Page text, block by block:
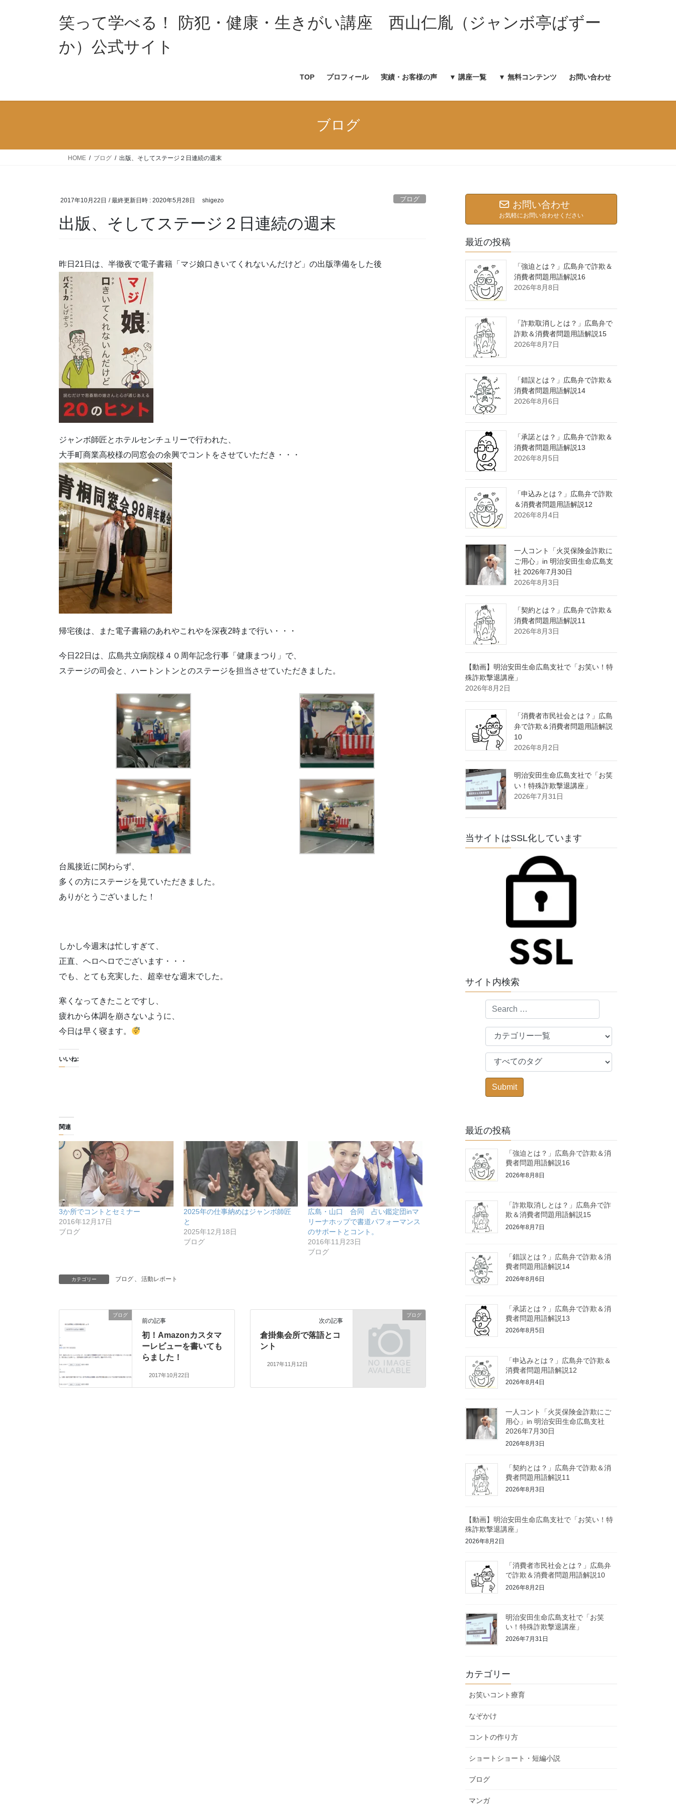
ッ
移
笑って学べる！ 防犯・健康・生きがい講座 西山仁胤（ジャンボ亭ばずー
か）公式サイト
TOP プロフィール 実績・お客様の声 ▼ 講座一覧 ▼ 無料コンテンツ お問い合わせ
ブログ
HOME ブログ 出版、そしてステージ２日連続の週末
2017年10月22日 / 最終更新日時 : 2020年5月28日 shigezo ブログ
出版、そしてステージ２日連続の週末
昨日21日は、半徹夜で電子書籍「マジ娘口きいてくれないんだけど」の出版準備をした後
ジャンボ師匠とホテルセンチュリーで行われた、
大手町商業高校様の同窓会の余興でコントをさせていただき・・・
帰宅後は、また電子書籍のあれやこれやを深夜2時まで行い・・・
今日22日は、広島共立病院様４０周年記念行事「健康まつり」で、
ステージの司会と、ハートントンとのステージを担当させていただきました。
台風接近に関わらず、
多くの方にステージを見ていただきました。
ありがとうございました！
しかし今週末は忙しすぎて、
正直、ヘロヘロでございます・・・
でも、とても充実した、超幸せな週末でした。
寒くなってきたことですし、
疲れから体調を崩さないように、
今日は早く寝ます。
いいね:
関連
3か所でコントとセミナー
2016年12月17日
ブログ
2025年の仕事納めはジャンボ師匠
と
2025年12月18日
ブログ
広島・山口 合同 占い鑑定団inマ
リーナホップで書道パフォーマンス
のサポートとコント。
2016年11月23日
ブログ
カテゴリー ブログ 活動レポート
ブログ
前の記事
初！Amazonカスタマ
ーレビューを書いても
らました！
2017年10月22日
ブログ
次の記事
倉掛集会所で落語とコ
ント
2017年11月12日
お問い合わせ
お気軽にお問い合わせください
最近の投稿
「強迫とは？」広島弁で詐欺＆
消費者問題用語解説16
2026年8月8日
「詐欺取消しとは？」広島弁で
詐欺＆消費者問題用語解説15
2026年8月7日
「錯誤とは？」広島弁で詐欺＆
消費者問題用語解説14
2026年8月6日
「承諾とは？」広島弁で詐欺＆
消費者問題用語解説13
2026年8月5日
「申込みとは？」広島弁で詐欺
＆消費者問題用語解説12
2026年8月4日
一人コント「火災保険金詐欺に
ご用心」in 明治安田生命広島支
社 2026年7月30日
2026年8月3日
「契約とは？」広島弁で詐欺＆
消費者問題用語解説11
2026年8月3日
【動画】明治安田生命広島支社で「お笑い！特
殊詐欺撃退講座」
2026年8月2日
「消費者市民社会とは？」広島
弁で詐欺＆消費者問題用語解説
10
2026年8月2日
明治安田生命広島支社で「お笑
い！特殊詐欺撃退講座」
2026年7月31日
当サイトはSSL化しています
サイト内検索
最近の投稿
「強迫とは？」広島弁で詐欺＆消
費者問題用語解説16
2026年8月8日
「詐欺取消しとは？」広島弁で詐
欺＆消費者問題用語解説15
2026年8月7日
「錯誤とは？」広島弁で詐欺＆消
費者問題用語解説14
2026年8月6日
「承諾とは？」広島弁で詐欺＆消
費者問題用語解説13
2026年8月5日
「申込みとは？」広島弁で詐欺＆
消費者問題用語解説12
2026年8月4日
一人コント「火災保険金詐欺にご
用心」in 明治安田生命広島支社
2026年7月30日
2026年8月3日
「契約とは？」広島弁で詐欺＆消
費者問題用語解説11
2026年8月3日
【動画】明治安田生命広島支社で「お笑い！特
殊詐欺撃退講座」
2026年8月2日
「消費者市民社会とは？」広島弁
で詐欺＆消費者問題用語解説10
2026年8月2日
明治安田生命広島支社で「お笑
い！特殊詐欺撃退講座」
2026年7月31日
カテゴリー
お笑いコント療育
なぞかけ
コントの作り方
ショートショート・短編小説
ブログ
マンガ